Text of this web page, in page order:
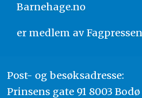
Barnehage.no
er medlem av Fagpressen
Post- og besøksadresse:
Prinsens gate 91 8003 Bodø